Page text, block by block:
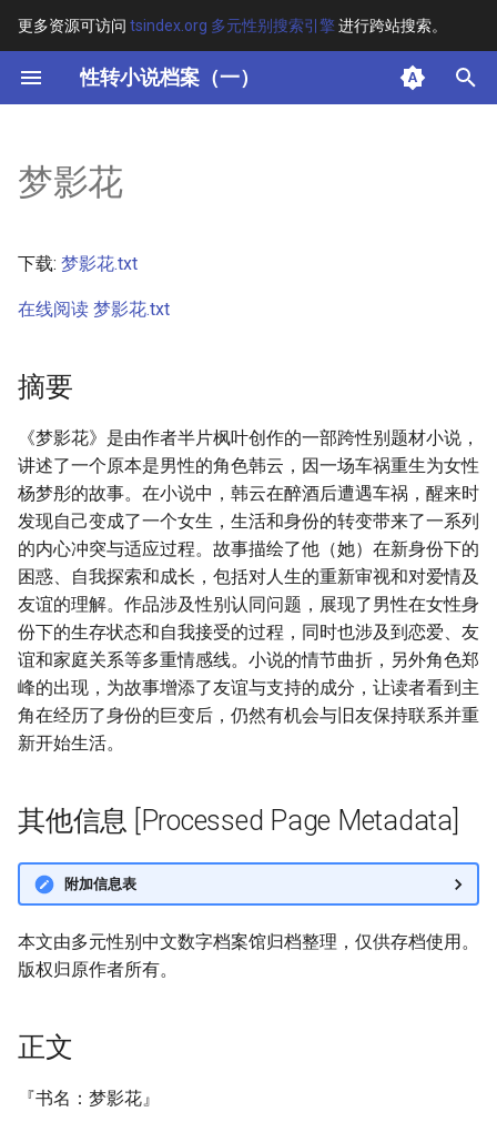
更多资源可访问 tsindex.org 多元性别搜索引擎进行跨站搜索。
性转小说档案（一）
键
开
搜
索
其他信息 [Processed Page
梦影花
下载: 梦影花.txt
在线阅读 梦影花.txt
摘要
《梦影花》是由作者半片枫叶创作的一部跨性别题材小说，
讲述了一个原本是男性的角色韩云，因一场车祸重生为女性
杨梦彤的故事。在小说中，韩云在醉酒后遭遇车祸，醒来时
发现自己变成了一个女生，生活和身份的转变带来了一系列
的内心冲突与适应过程。故事描绘了他（她）在新身份下的
困惑、自我探索和成长，包括对人生的重新审视和对爱情及
友谊的理解。作品涉及性别认同问题，展现了男性在女性身
份下的生存状态和自我接受的过程，同时也涉及到恋爱、友
谊和家庭关系等多重情感线。小说的情节曲折，另外角色郑
峰的出现，为故事增添了友谊与支持的成分，让读者看到主
角在经历了身份的巨变后，仍然有机会与旧友保持联系并重
新开始生活。
其他信息 [Processed Page Metadata]
附加信息表
本文由多元性别中文数字档案馆归档整理，仅供存档使用。
版权归原作者所有。
正文
『书名：梦影花』